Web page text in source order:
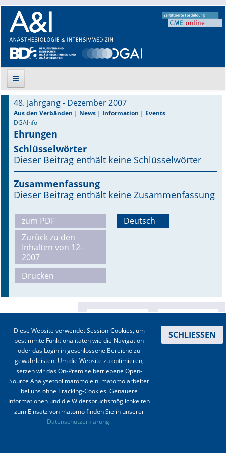
Suche
Aktuelle Ausgabe
Leitlinien
Archiv
Supplements
Supplements OrphanAnesthesia
Online First
A&I English
Autoren-Service
Bestell-Service
Stellenmarkt
Kongresskalender
48. Jahrgang - Dezember 2007
Aus den Verbänden | News | Information | Events
DGAInfo
Ehrungen
Schlüsselwörter
Dieser Beitrag enthält keine Schlüsselwörter
Zusammenfassung
Dieser Beitrag enthält keine Zusammenfassung
zum PDF
Zurück zu den
Inhalten von 12-
2007
Drucken
Deutsch
Impressum Datenschutz
Diese Website verwendet Session-Cookies, um
bestimmte Funktionalitäten wie die Navigation
oder das Login in geschlossene Bereiche zu
gewährleisten. Um die Website zu optimieren,
setzen wir das On-Premise betriebene Open-
Source Analysetool matomo ein. matomo arbeitet
bei uns ohne Tracking-Cookies. Genauere
Informationen und die Widerspruchsmöglichkeiten
zum Einsatz von matomo finden Sie in unserer
Datenschutzerklärung.
SCHLIESSEN